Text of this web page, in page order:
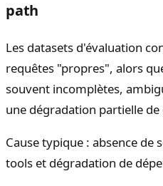
path
Les datasets d'évaluation
requêtes "propres", alors
souvent incomplètes,
une dégradation partielle de
Cause typique : absence de
tools et dégradation de